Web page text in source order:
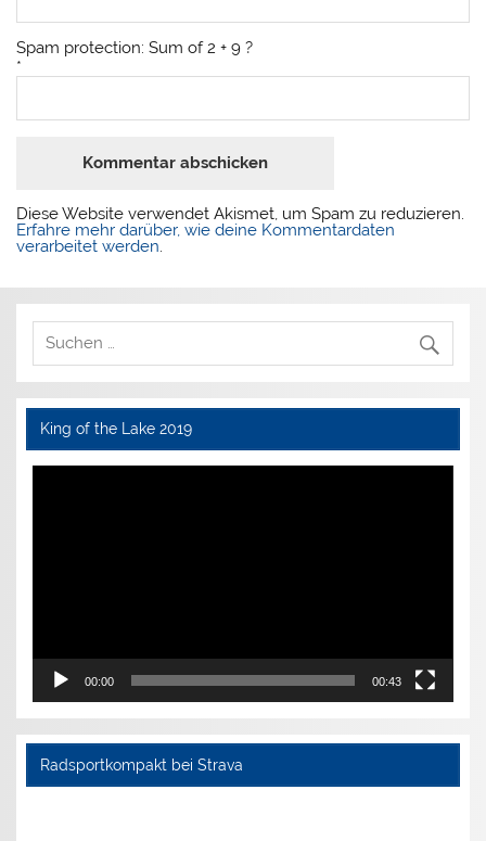
Spam protection: Sum of 2 + 9 ?
*
Diese Website verwendet Akismet, um Spam zu reduzieren.
Erfahre mehr darüber, wie deine Kommentardaten
verarbeitet werden.
King of the Lake 2019
Video-
00:00 00:43
Radsportkompakt bei Strava